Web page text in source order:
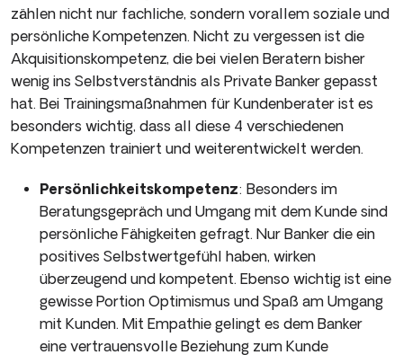
zählen nicht nur fachliche, sondern vorallem soziale und
persönliche Kompetenzen. Nicht zu vergessen ist die
Akquisitionskompetenz, die bei vielen Beratern bisher
wenig ins Selbstverständnis als Private Banker gepasst
hat. Bei Trainingsmaßnahmen für Kundenberater ist es
besonders wichtig, dass all diese 4 verschiedenen
Kompetenzen trainiert und weiterentwickelt werden.
Persönlichkeitskompetenz: Besonders im
Beratungsgepräch und Umgang mit dem Kunde sind
persönliche Fähigkeiten gefragt. Nur Banker die ein
positives Selbstwertgefühl haben, wirken
überzeugend und kompetent. Ebenso wichtig ist eine
gewisse Portion Optimismus und Spaß am Umgang
mit Kunden. Mit Empathie gelingt es dem Banker
eine vertrauensvolle Beziehung zum Kunde